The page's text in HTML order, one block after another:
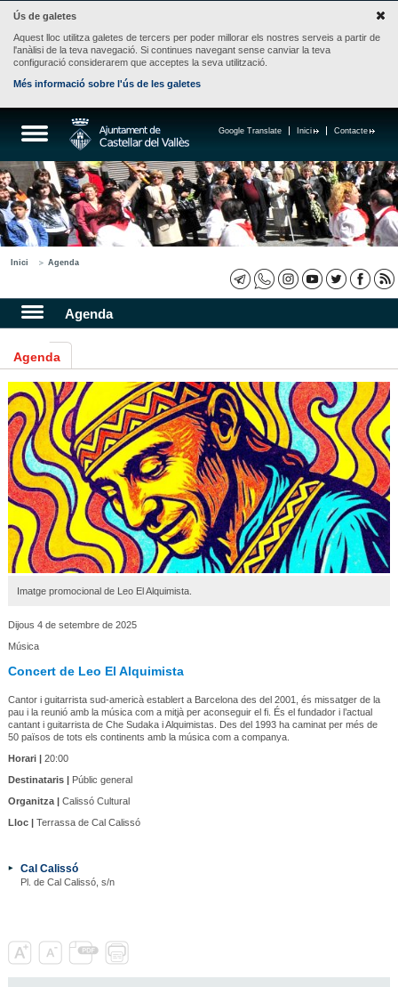
Ús de galetes
Aquest lloc utilitza galetes de tercers per poder millorar els nostres serveis a partir de
l'anàlisi de la teva navegació. Si continues navegant sense canviar la teva
configuració considerarem que acceptes la seva utilització.
Més informació sobre l'ús de les galetes
Contacte
Inici
Google Translate
Inici Agenda
Agenda
Agenda
Imatge promocional de Leo El Alquimista.
Dijous 4 de setembre de 2025
Música
Concert de Leo El Alquimista
Cantor i guitarrista sud-americà establert a Barcelona des del 2001, és missatger de la
pau i la reunió amb la música com a mitjà per aconseguir el fi. És el fundador i l’actual
cantant i guitarrista de Che Sudaka i Alquimistas. Des del 1993 ha caminat per més de
50 països de tots els continents amb la música com a companya.
Horari |20:00
Destinataris |Públic general
Organitza |Calissó Cultural
Lloc |Terrassa de Cal Calissó
Cal Calissó
Pl. de Cal Calissó, s/n